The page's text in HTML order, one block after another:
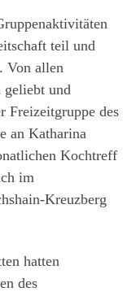
teil und
Von allen
geliebt und
Freizeitgruppe des
an Katharina
Kochtreff
im
Kreuzberg
hatten
des